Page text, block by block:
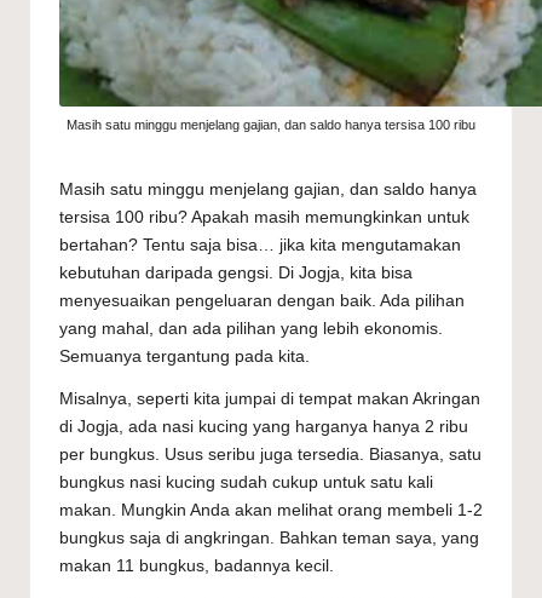
Masih satu minggu menjelang gajian, dan saldo hanya tersisa 100 ribu
Masih satu minggu menjelang gajian, dan saldo hanya
tersisa 100 ribu? Apakah masih memungkinkan untuk
bertahan? Tentu saja bisa… jika kita mengutamakan
kebutuhan daripada gengsi. Di Jogja, kita bisa
menyesuaikan pengeluaran dengan baik. Ada pilihan
yang mahal, dan ada pilihan yang lebih ekonomis.
Semuanya tergantung pada kita.
Misalnya, seperti kita jumpai di tempat makan Akringan
di Jogja, ada nasi kucing yang harganya hanya 2 ribu
per bungkus. Usus seribu juga tersedia. Biasanya, satu
bungkus nasi kucing sudah cukup untuk satu kali
makan. Mungkin Anda akan melihat orang membeli 1-2
bungkus saja di angkringan. Bahkan teman saya, yang
makan 11 bungkus, badannya kecil.